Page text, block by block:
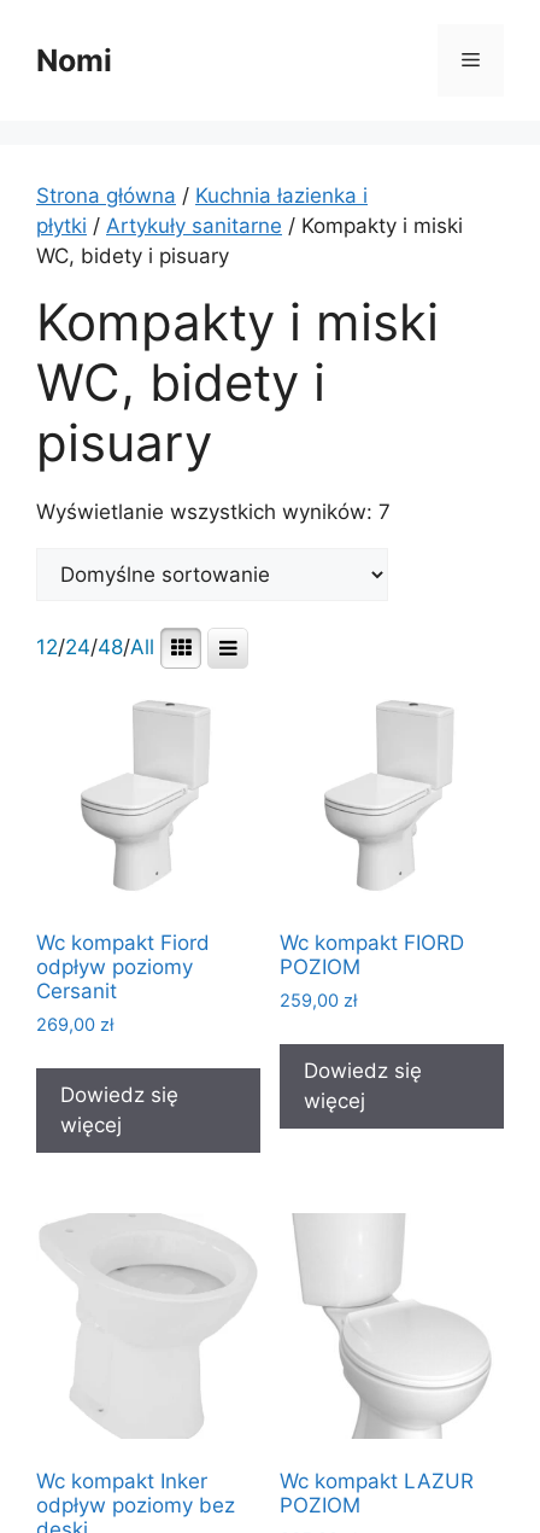
treściNomi Menu
Strona główna / Kuchnia łazienka i
płytki / Artykuły sanitarne / Kompakty i miski
WC, bidety i pisuary
Kompakty i miski
WC, bidety i
pisuary
Wyświetlanie wszystkich wyników: 7
12/24/48/All
Wc kompakt Fiord
odpływ poziomy
Cersanit
269,00 zł
Dowiedz się
więcej
Wc kompakt FIORD
POZIOM
259,00 zł
Dowiedz się
więcej
Wc kompakt Inker
odpływ poziomy bez
Wc kompakt LAZUR
POZIOM